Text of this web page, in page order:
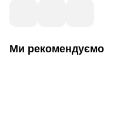
Ми рекомендуємо